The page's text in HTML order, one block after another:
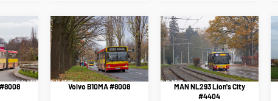
Volvo B10MA #8008
MAN NL293 Lion's City
#4404